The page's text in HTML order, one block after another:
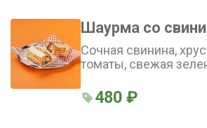
Шаурма со
Сочная свинина,
томаты, свежая
острый соус
вкус. Шаурма со
сытное и
480 ₽